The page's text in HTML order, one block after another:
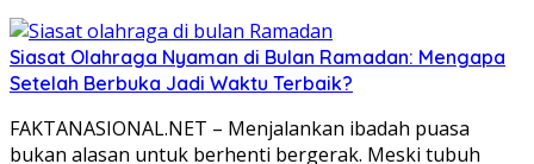
Siasat Olahraga Nyaman di Bulan Ramadan: Mengapa
Setelah Berbuka Jadi Waktu Terbaik?
FAKTANASIONAL.NET – Menjalankan ibadah puasa
bukan alasan untuk berhenti bergerak. Meski tubuh